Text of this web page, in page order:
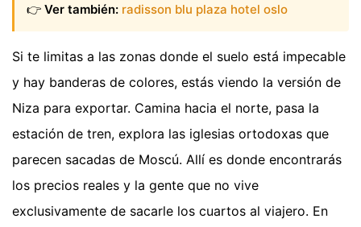
👉 Ver también: radisson blu plaza hotel oslo
Si te limitas a las zonas donde el suelo está impecable
y hay banderas de colores, estás viendo la versión de
Niza para exportar. Camina hacia el norte, pasa la
estación de tren, explora las iglesias ortodoxas que
parecen sacadas de Moscú. Allí es donde encontrarás
los precios reales y la gente que no vive
exclusivamente de sacarle los cuartos al viajero. En